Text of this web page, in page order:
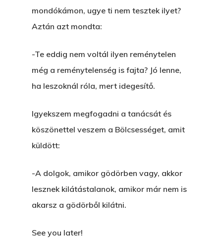
mondókámon, ugye ti nem tesztek ilyet?
Aztán azt mondta:
-Te eddig nem voltál ilyen reménytelen
még a reménytelenség is fajta? Jó lenne,
ha leszoknál róla, mert idegesítő.
Igyekszem megfogadni a tanácsát és
köszönettel veszem a Bölcsességet, amit
küldött:
-A dolgok, amikor gödörben vagy, akkor
lesznek kilátástalanok, amikor már nem is
akarsz a gödörből kilátni.
See you later!